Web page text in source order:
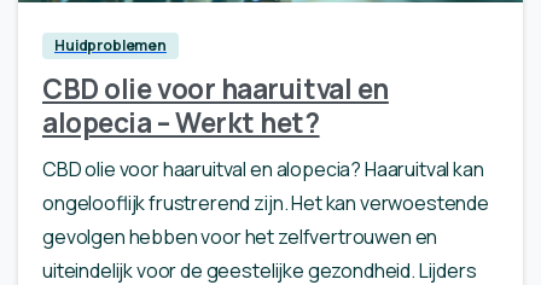
Huidproblemen
CBD olie voor haaruitval en
alopecia – Werkt het?
CBD olie voor haaruitval en alopecia? Haaruitval kan
ongelooflijk frustrerend zijn. Het kan verwoestende
gevolgen hebben voor het zelfvertrouwen en
uiteindelijk voor de geestelijke gezondheid. Lijders